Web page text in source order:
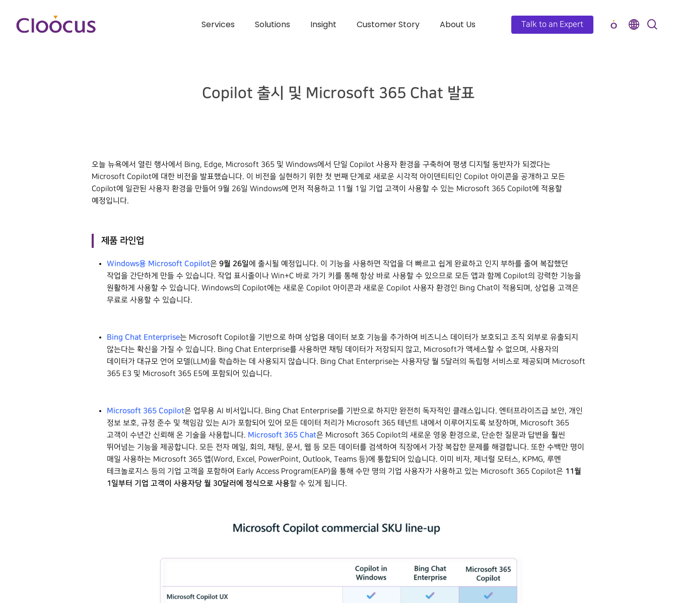
Hit enter to search or ESC to close
Services Solutions Insight Customer Story About Us Talk to an Expert
Copilot 출시 및 Microsoft 365 Chat 발표
오늘 뉴욕에서 열린 행사에서 Bing, Edge, Microsoft 365 및 Windows에서 단일 Copilot 사용자 환경을 구축하여 평생 디지털 동반자가 되겠다는
Microsoft Copilot에 대한 비전을 발표했습니다. 이 비전을 실현하기 위한 첫 번째 단계로 새로운 시각적 아이덴티티인 Copilot 아이콘을 공개하고 모든
Copilot에 일관된 사용자 환경을 만들어 9월 26일 Windows에 먼저 적용하고 11월 1일 기업 고객이 사용할 수 있는 Microsoft 365 Copilot에 적용할
예정입니다.
제품 라인업
Windows용 Microsoft Copilot은 9월 26일에 출시될 예정입니다. 이 기능을 사용하면 작업을 더 빠르고 쉽게 완료하고 인지 부하를 줄여 복잡했던
작업을 간단하게 만들 수 있습니다. 작업 표시줄이나 Win+C 바로 가기 키를 통해 항상 바로 사용할 수 있으므로 모든 앱과 함께 Copilot의 강력한 기능을
원활하게 사용할 수 있습니다. Windows의 Copilot에는 새로운 Copilot 아이콘과 새로운 Copilot 사용자 환경인 Bing Chat이 적용되며, 상업용 고객은
무료로 사용할 수 있습니다.
Bing Chat Enterprise는 Microsoft Copilot을 기반으로 하며 상업용 데이터 보호 기능을 추가하여 비즈니스 데이터가 보호되고 조직 외부로 유출되지
않는다는 확신을 가질 수 있습니다. Bing Chat Enterprise를 사용하면 채팅 데이터가 저장되지 않고, Microsoft가 액세스할 수 없으며, 사용자의
데이터가 대규모 언어 모델(LLM)을 학습하는 데 사용되지 않습니다. Bing Chat Enterprise는 사용자당 월 5달러의 독립형 서비스로 제공되며 Microsoft
365 E3 및 Microsoft 365 E5에 포함되어 있습니다.
Microsoft 365 Copilot은 업무용 AI 비서입니다. Bing Chat Enterprise를 기반으로 하지만 완전히 독자적인 클래스입니다. 엔터프라이즈급 보안, 개인
정보 보호, 규정 준수 및 책임감 있는 AI가 포함되어 있어 모든 데이터 처리가 Microsoft 365 테넌트 내에서 이루어지도록 보장하며, Microsoft 365
고객이 수년간 신뢰해 온 기술을 사용합니다. Microsoft 365 Chat은 Microsoft 365 Copilot의 새로운 영웅 환경으로, 단순한 질문과 답변을 훨씬
뛰어넘는 기능을 제공합니다. 모든 전자 메일, 회의, 채팅, 문서, 웹 등 모든 데이터를 검색하여 직장에서 가장 복잡한 문제를 해결합니다. 또한 수백만 명이
매일 사용하는 Microsoft 365 앱(Word, Excel, PowerPoint, Outlook, Teams 등)에 통합되어 있습니다. 이미 비자, 제너럴 모터스, KPMG, 루멘
테크놀로지스 등의 기업 고객을 포함하여 Early Access Program(EAP)을 통해 수만 명의 기업 사용자가 사용하고 있는 Microsoft 365 Copilot은 11월
1일부터 기업 고객이 사용자당 월 30달러에 정식으로 사용할 수 있게 됩니다.